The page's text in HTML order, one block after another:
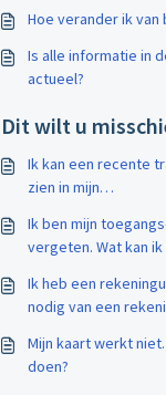
Hoe verander ik van
Is alle informatie in
actueel?
Dit wilt u
Ik kan een recente
zien in mijn
ik?
Ik ben mijn
vergeten. Wat kan ik
Ik heb een
nodig van een
Mijn kaart werkt
doen?